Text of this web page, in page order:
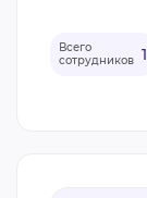
Всего
сотрудников 1